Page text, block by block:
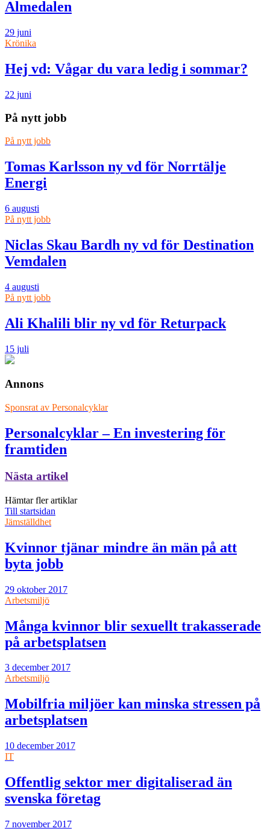
Almedalen
29 juni
Krönika
Hej vd: Vågar du vara ledig i sommar?
22 juni
På nytt jobb
På nytt jobb
Tomas Karlsson ny vd för Norrtälje
Energi
6 augusti
På nytt jobb
Niclas Skau Bardh ny vd för Destination
Vemdalen
4 augusti
På nytt jobb
Ali Khalili blir ny vd för Returpack
15 juli
Annons
Sponsrat av Personalcyklar
Personalcyklar – En investering för
framtiden
Nästa artikel
Hämtar fler artiklar
Till startsidan
Jämställdhet
Kvinnor tjänar mindre än män på att
byta jobb
29 oktober 2017
Arbetsmiljö
Många kvinnor blir sexuellt trakasserade
på arbetsplatsen
3 december 2017
Arbetsmiljö
Mobilfria miljöer kan minska stressen på
arbetsplatsen
10 december 2017
IT
Offentlig sektor mer digitaliserad än
svenska företag
7 november 2017